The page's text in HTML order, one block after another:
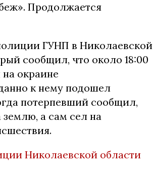
Продолжается
ГУНП в Николаевской
сообщил, что около 18:00
окраине
к нему подошел
потерпевший сообщил,
а сам сел на
Николаевской области